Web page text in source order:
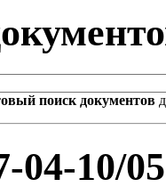
поиск документов
04-10/